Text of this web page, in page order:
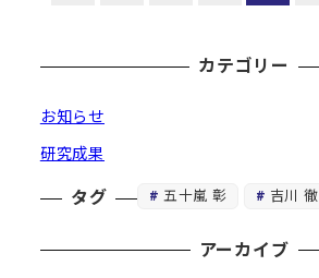
の
ペ
ー
ジ
送
カテゴリー
お知らせ
研究成果
タグ 五十嵐 彰 吉川 徹
アーカイブ